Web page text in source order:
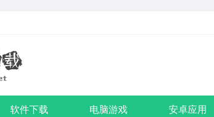
软件下载 电脑游戏 安卓应用